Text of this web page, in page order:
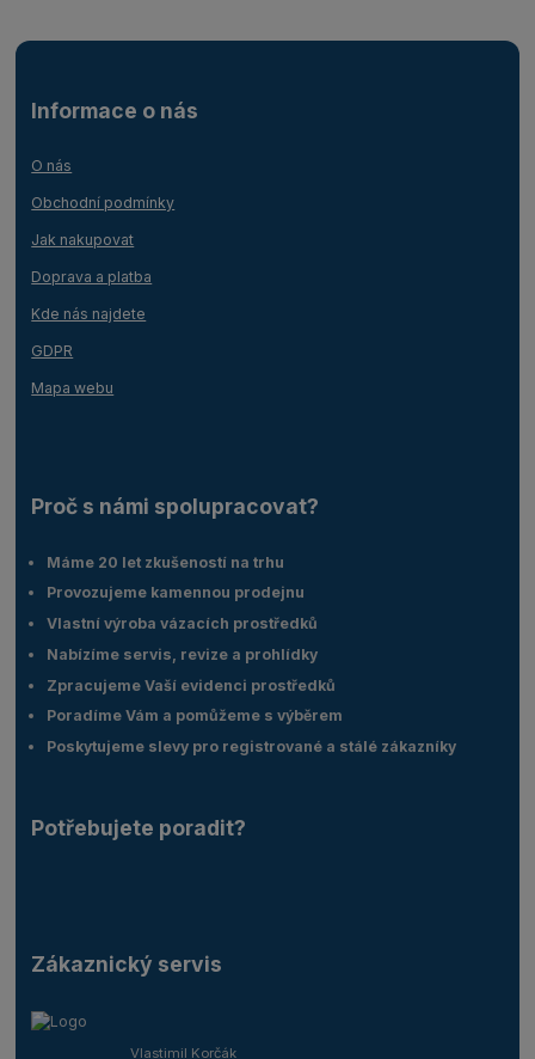
Informace o nás
O nás
Obchodní podmínky
Jak nakupovat
Doprava a platba
Kde nás najdete
GDPR
Mapa webu
Proč s námi spolupracovat?
Máme 20 let zkušeností na trhu
Provozujeme kamennou prodejnu
Vlastní výroba vázacích prostředků
Nabízíme servis, revize a prohlídky
Zpracujeme Vaší evidenci prostředků
Poradíme Vám a pomůžeme s výběrem
Poskytujeme slevy pro registrované a stálé zákazníky
Potřebujete poradit?
Zákaznický servis
Vlastimil Korčák